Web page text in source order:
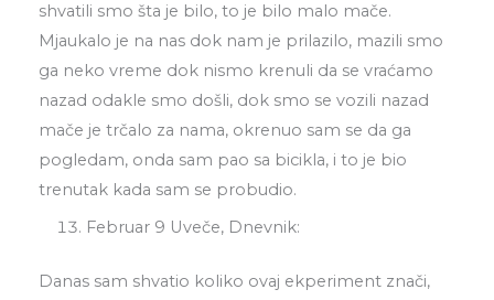
shvatili smo šta je bilo, to je bilo malo mače.
Mjaukalo je na nas dok nam je prilazilo, mazili smo
ga neko vreme dok nismo krenuli da se vraćamo
nazad odakle smo došli, dok smo se vozili nazad
mače je trčalo za nama, okrenuo sam se da ga
pogledam, onda sam pao sa bicikla, i to je bio
trenutak kada sam se probudio.
Februar 9 Uveče, Dnevnik:
Danas sam shvatio koliko ovaj ekperiment znači,